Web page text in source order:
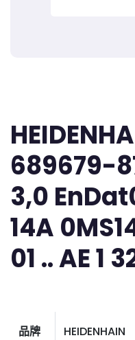
689679-
3,0
14A
01 .. AE 1
品牌 HEIDENHAIN